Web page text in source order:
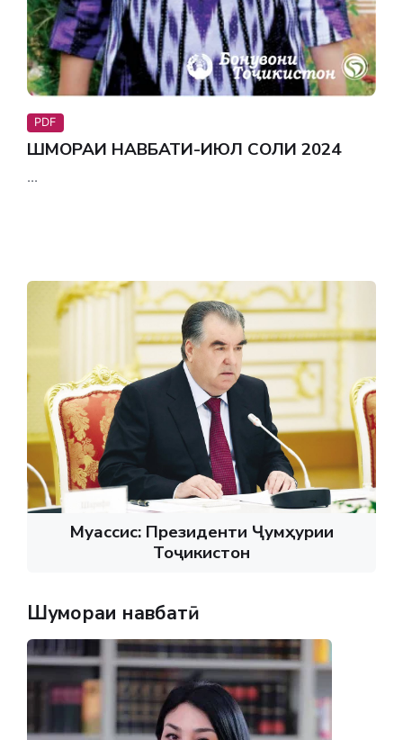
PDF
ШӮМОРАИ НАВБАТИ-ИЮЛ СОЛИ 2024
...
Муассис: Президенти Ҷумҳурии
Тоҷикистон
Шумораи навбатӣ